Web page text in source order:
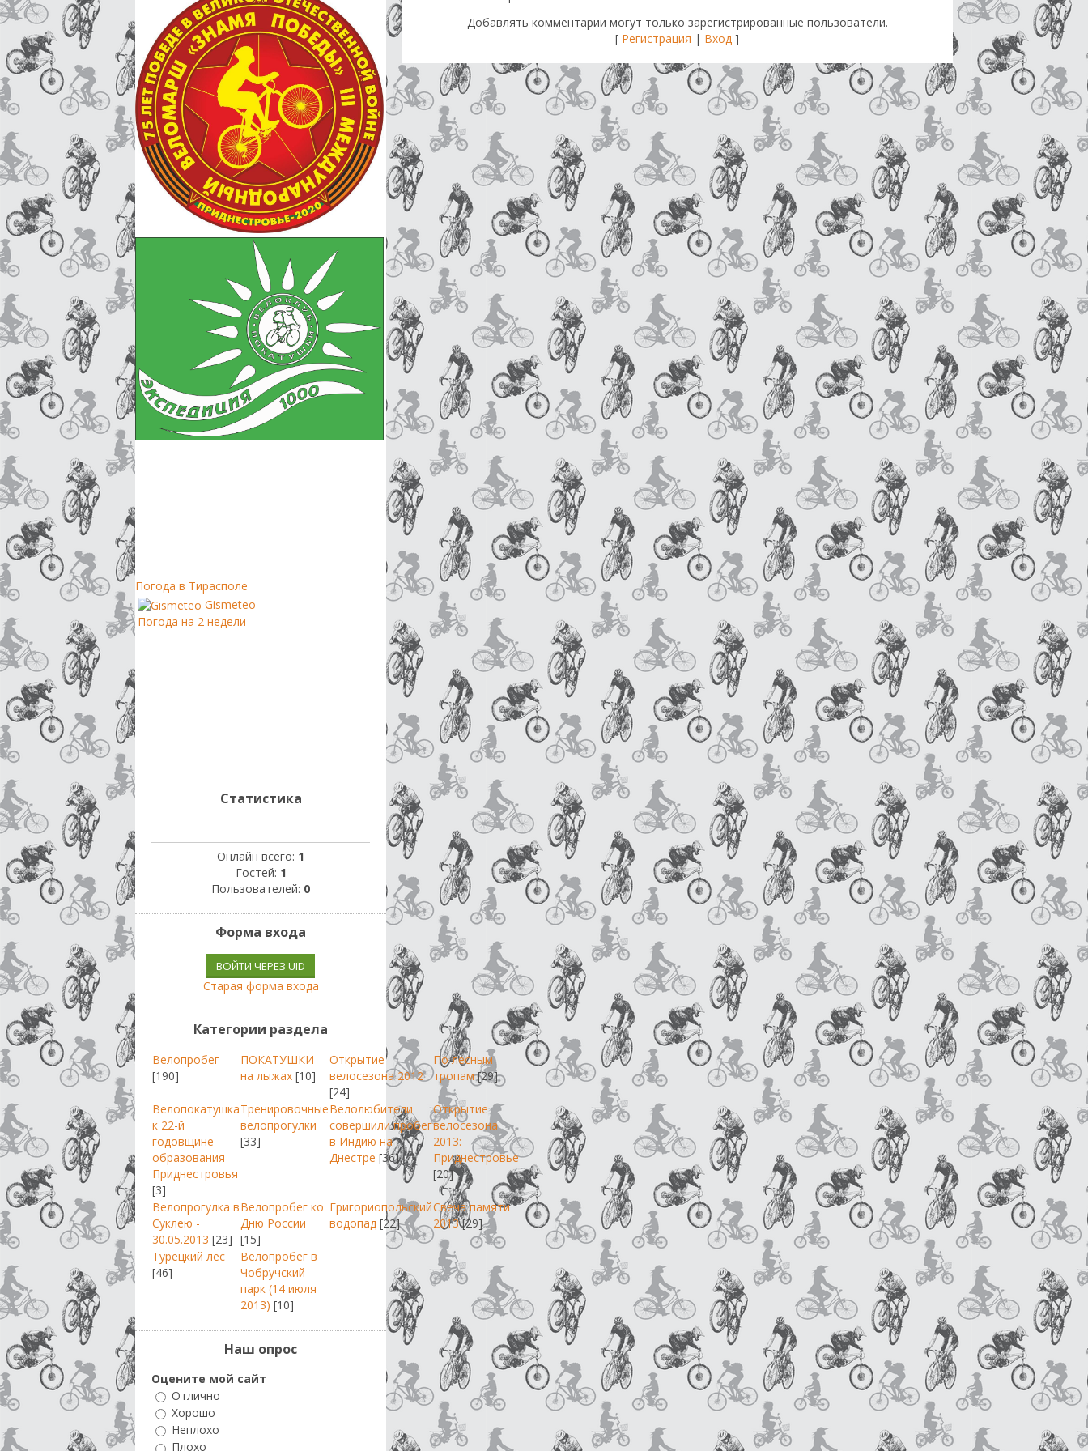
Добавлять комментарии могут только зарегистрированные пользователи.
[ Регистрация | Вход ]
Погода в Тирасполе
Gismeteo
Погода на 2 недели
Статистика
Онлайн всего: 1
Гостей: 1
Пользователей: 0
Форма входа
ВОЙТИ ЧЕРЕЗ UID
Старая форма входа
Категории раздела
Велопробег
[190]
ПОКАТУШКИ
на лыжах [10]
Открытие
велосезона 2012
[24]
По лесным
тропам [29]
Велопокатушка
к 22-й
годовщине
образования
Приднестровья
[3]
Тренировочные
велопрогулки
[33]
Велолюбители
совершили пробег
в Индию на
Днестре [36]
Открытие
велосезона
2013:
Приднестровье
[20]
Велопрогулка в
Суклею -
30.05.2013 [23]
Велопробег ко
Дню России
[15]
Григориопольский
водопад [22]
Свеча памяти
2013 [29]
Турецкий лес
[46]
Велопробег в
Чобручский
парк (14 июля
2013) [10]
Наш опрос
Оцените мой сайт
Отлично
Хорошо
Неплохо
Плохо